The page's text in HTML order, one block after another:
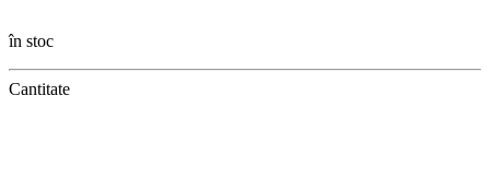
în stoc
Cantitate